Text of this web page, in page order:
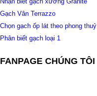
Gạch Vân Terrazzo
Chọn gạch ốp lát theo phong thuỷ
Phân biết gạch loại 1
FANPAGE CHÚNG TÔI